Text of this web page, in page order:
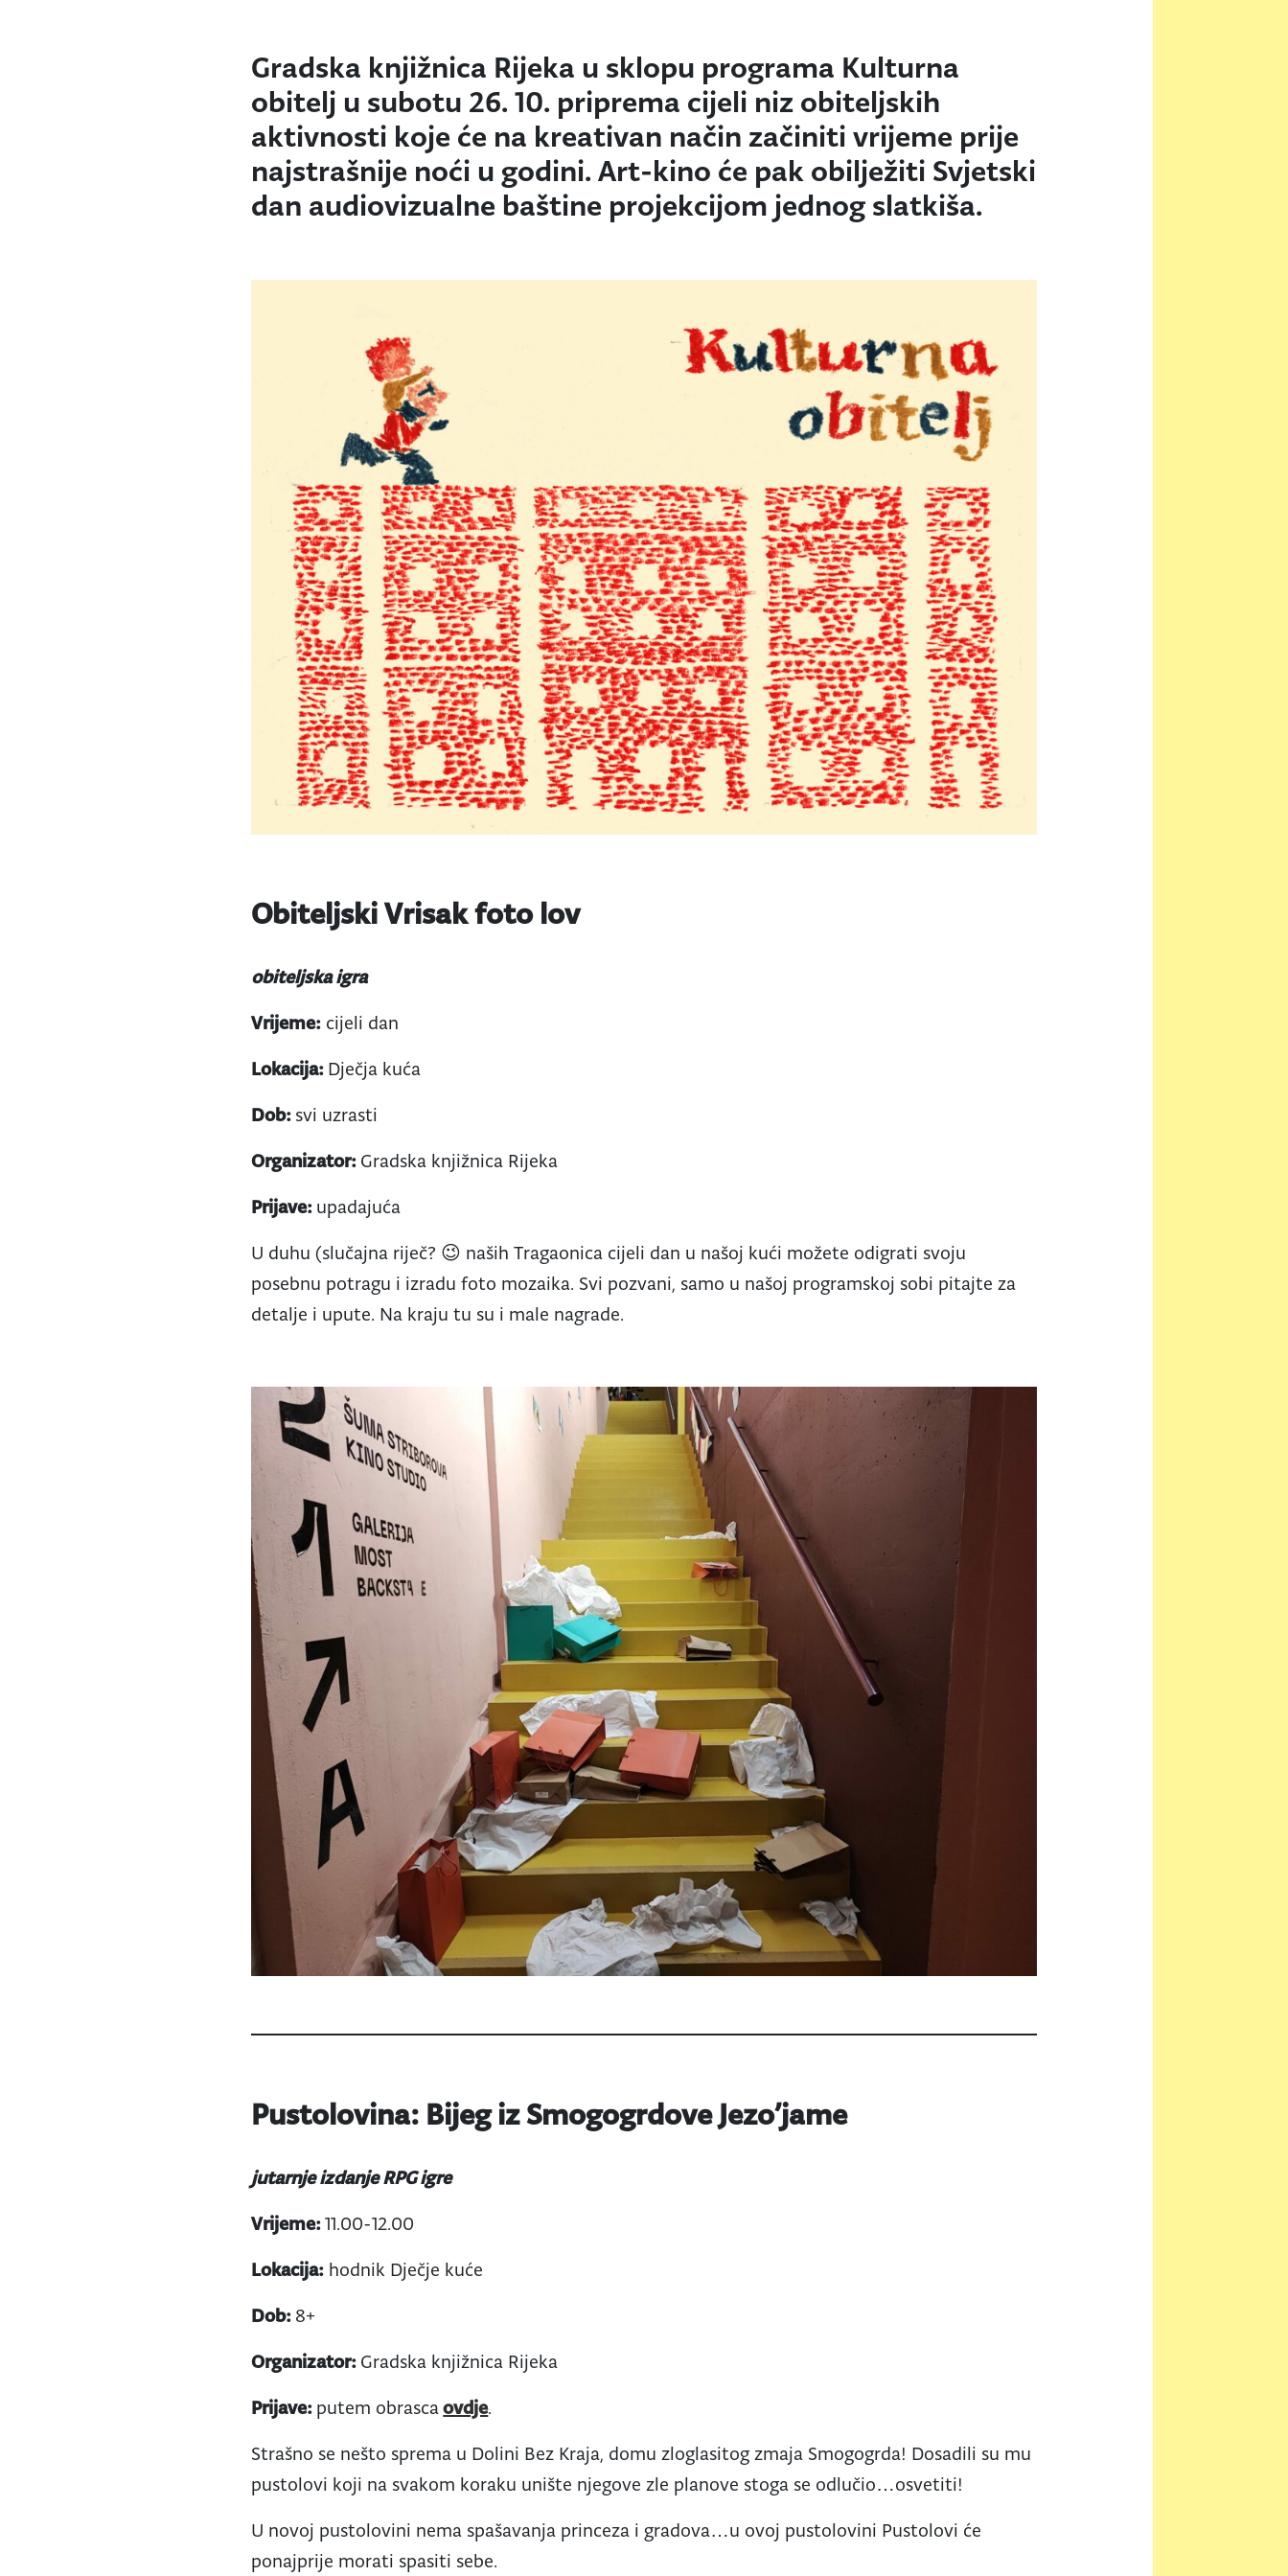
Gradska knjižnica Rijeka u sklopu programa Kulturna
obitelj u subotu 26. 10. priprema cijeli niz obiteljskih
aktivnosti koje će na kreativan način začiniti vrijeme prije
najstrašnije noći u godini. Art-kino će pak obilježiti Svjetski
dan audiovizualne baštine projekcijom jednog slatkiša.
Obiteljski Vrisak foto lov
obiteljska igra
Vrijeme: cijeli dan
Lokacija: Dječja kuća
Dob: svi uzrasti
Organizator: Gradska knjižnica Rijeka
Prijave: upadajuća
U duhu (slučajna riječ? 😉 naših Tragaonica cijeli dan u našoj kući možete odigrati svoju
posebnu potragu i izradu foto mozaika. Svi pozvani, samo u našoj programskoj sobi pitajte za
detalje i upute. Na kraju tu su i male nagrade.
Pustolovina: Bijeg iz Smogogrdove Jezo’jame
jutarnje izdanje RPG igre
Vrijeme:11.00-12.00
Lokacija: hodnik Dječje kuće
Dob: 8+
Organizator: Gradska knjižnica Rijeka
Prijave: putem obrasca ovdje.
Strašno se nešto sprema u Dolini Bez Kraja, domu zloglasitog zmaja Smogogrda! Dosadili su mu
pustolovi koji na svakom koraku unište njegove zle planove stoga se odlučio…osvetiti!
U novoj pustolovini nema spašavanja princeza i gradova…u ovoj pustolovini Pustolovi će
ponajprije morati spasiti sebe.